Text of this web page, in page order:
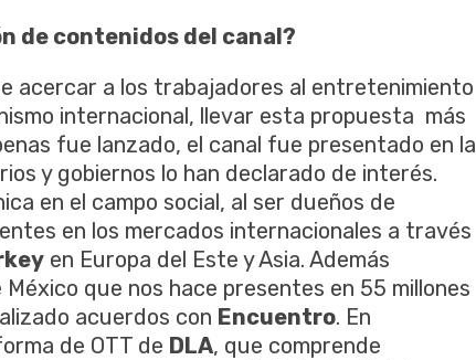
de contenidos del canal?
acercar a los trabajadores al entretenimiento
internacional, llevar esta propuesta más
fue lanzado, el canal fue presentado en la
y gobiernos lo han declarado de interés.
en el campo social, al ser dueños de
en los mercados internacionales a través
en Europa del Este y Asia. Además
México que nos hace presentes en 55 millones
acuerdos con Encuentro. En
de OTT de DLA, que comprende